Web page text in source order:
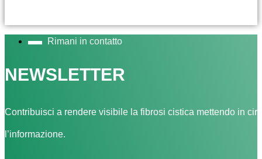
Rimani in contatto
NEWSLETTER
Contribuisci a rendere visibile la fibrosi cistica mettendo in
l’informazione.